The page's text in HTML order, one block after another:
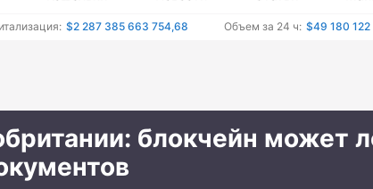
$2 287 385 663 754,68 Объем за 24 ч: $49 180
блокчейн может